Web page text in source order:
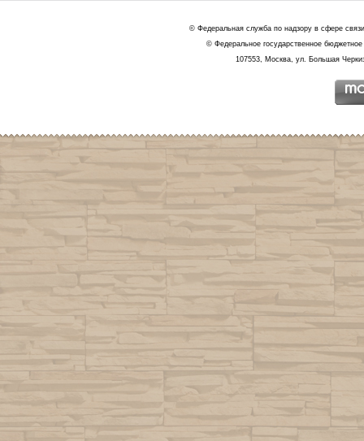
© Федеральная служба по надзору в сфере
© Федеральное государственное
107553, Москва, ул. Большая